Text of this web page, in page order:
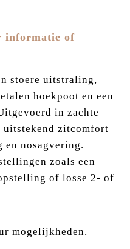
informatie of
stoere uitstraling,
hoekpoot en een
in zachte
uitstekend zitcomfort
nosagvering.
zoals een
of losse 2- of
mogelijkheden.